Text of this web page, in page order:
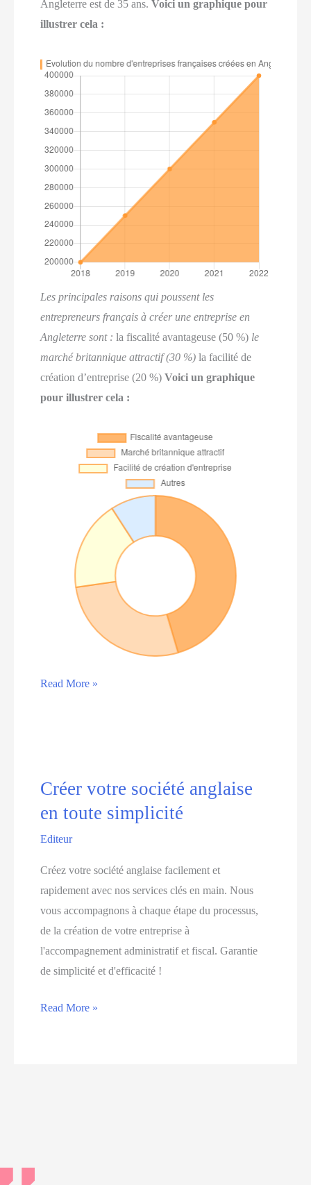
Angleterre est de 35 ans.Voici un graphique pour
illustrer cela :
Les principales raisons qui poussent les
entrepreneurs français à créer une entreprise en
Angleterre sont :la fiscalité avantageuse (50 %) le
marché britannique attractif (30 %)la facilité de
création d’entreprise (20 %)Voici un graphique
pour illustrer cela :
🇬🇧
Royaume-
Votre
guide
indispensable
Read More »
Créer votre société anglaise
en toute simplicité
Editeur
Créez votre société anglaise facilement et
rapidement avec nos services clés en main. Nous
vous accompagnons à chaque étape du processus,
de la création de votre entreprise à
l'accompagnement administratif et fiscal. Garantie
de simplicité et d'efficacité !
Créer
Read More »